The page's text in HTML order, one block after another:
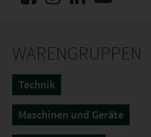
WARENGRUPPEN
Technik
Maschinen und Geräte